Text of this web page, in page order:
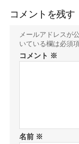
コメントを残す
メールアドレスが
いている欄は必須
コメント ※
名前 ※